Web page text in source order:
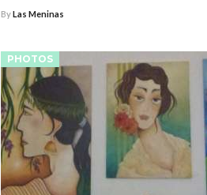
ByLas Meninas
PHOTOS